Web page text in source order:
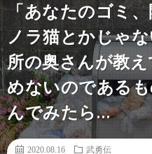
「あなたのゴミ
ノラ猫とかじゃ
所の奥さんが教
めないのである
んでみたら…
2020.08.16
武勇伝